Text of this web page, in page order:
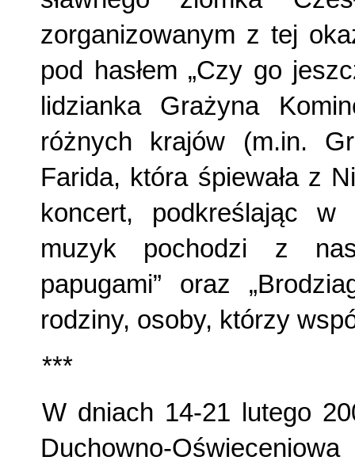
zorganizowanym z tej
pod hasłem „Czy go
lidzianka Grażyna
różnych krajów (m.in.
Farida, która śpiewała z
koncert, podkreślając
muzyk pochodzi z
papugami” oraz
rodziny, osoby, którzy
***
W dniach 14-21 lutego
Duchowno-